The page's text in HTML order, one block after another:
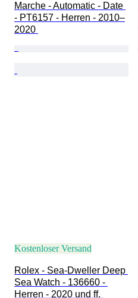
Marche - Automatic - Date
- PT6157 - Herren - 2010–
2020
Kostenloser Versand
Rolex - Sea-Dweller Deep
Sea Watch - 136660 -
Herren - 2020 und ff.